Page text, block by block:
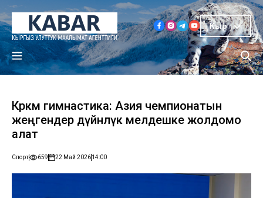
Кыр
Көркөм гимнастика: Азия чемпионатын
жеңгендер дүйнөлүк мелдешке жолдомо
алат
Спорт 659 22 Май 202614:00